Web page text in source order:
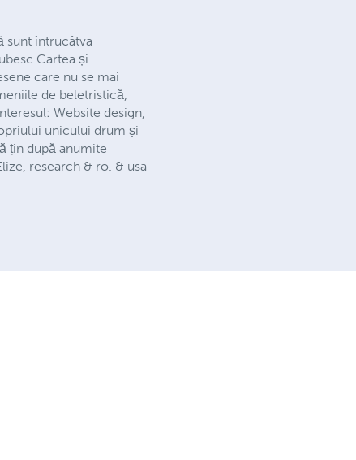
sunt întrucâtva
Cartea și
care nu se mai
de beletristică,
Website design,
unicului drum și
țin după anumite
research & ro. & usa